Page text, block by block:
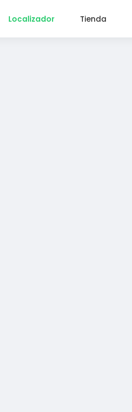
Localizador Tienda